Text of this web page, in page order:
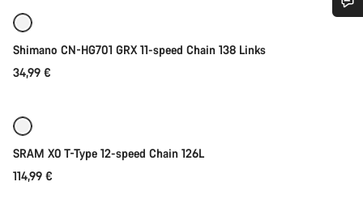
Shimano CN-HG701 GRX 11-speed Chain 138 Links
34,99 €
SRAM X0 T-Type 12-speed Chain 126L
114,99 €
Nos experts du service client vous attendent pour